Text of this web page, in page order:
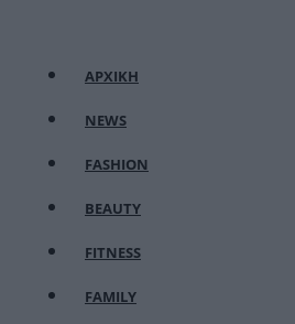
ΑΡΧΙΚΗ
NEWS
FASHION
BEAUTY
FITNESS
FAMILY